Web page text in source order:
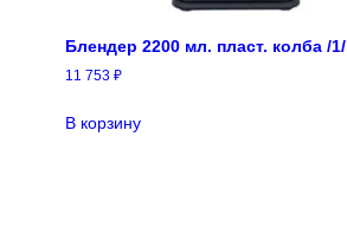
Блендер 2200 мл. пласт. колба /1/
11 753₽
В корзину